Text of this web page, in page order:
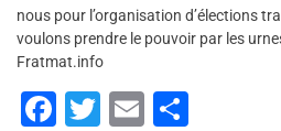
nous pour l’organisation d’élections
voulons prendre le pouvoir par les
Fratmat.info
F
T
E